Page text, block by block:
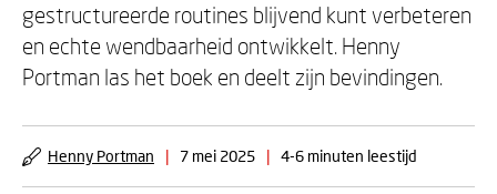
gestructureerde routines blijvend kunt verbeteren
en echte wendbaarheid ontwikkelt. Henny
Portman las het boek en deelt zijn bevindingen.
Henny Portman | 7 mei 2025 | 4-6 minuten leestijd